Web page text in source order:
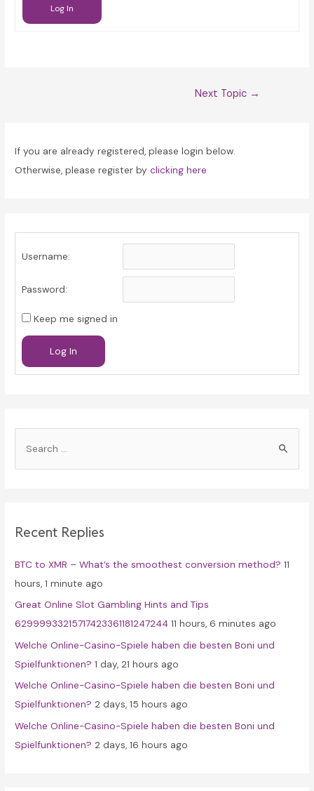
Log In
Next Topic →
If you are already registered, please login below.
Otherwise, please register byclicking here
Username:
Password:
Keep me signed in
Log In
h
o
r
:
Recent Replies
BTC to XMR – What’s the smoothest conversion method? 11
hours, 1 minute ago
Great Online Slot Gambling Hints and Tips
62999933215717423361181247244 11 hours, 6 minutes ago
Welche Online-Casino-Spiele haben die besten Boni und
Spielfunktionen? 1 day, 21 hours ago
Welche Online-Casino-Spiele haben die besten Boni und
Spielfunktionen? 2 days, 15 hours ago
Welche Online-Casino-Spiele haben die besten Boni und
Spielfunktionen? 2 days, 16 hours ago